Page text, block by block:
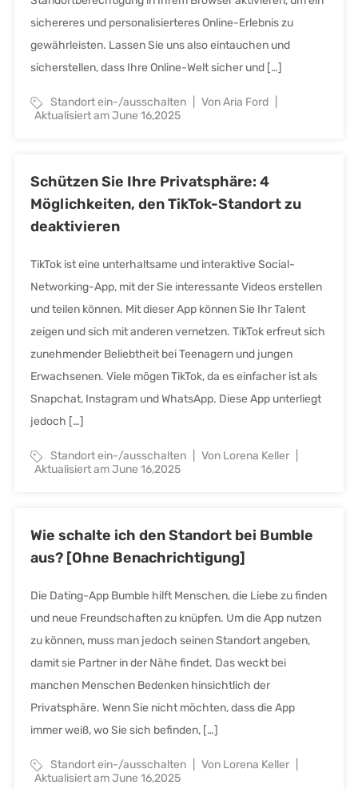
sichereres und personalisierteres Online-Erlebnis zu
gewährleisten. Lassen Sie uns also eintauchen und
sicherstellen, dass Ihre Online-Welt sicher und […]
Standort ein-/ausschalten
Von Aria Ford
Aktualisiert am June 16,2025
Schützen Sie Ihre Privatsphäre: 4
Möglichkeiten, den TikTok-Standort zu
deaktivieren
TikTok ist eine unterhaltsame und interaktive Social-
Networking-App, mit der Sie interessante Videos erstellen
und teilen können. Mit dieser App können Sie Ihr Talent
zeigen und sich mit anderen vernetzen. TikTok erfreut sich
zunehmender Beliebtheit bei Teenagern und jungen
Erwachsenen. Viele mögen TikTok, da es einfacher ist als
Snapchat, Instagram und WhatsApp. Diese App unterliegt
jedoch […]
Standort ein-/ausschalten
Von Lorena Keller
Aktualisiert am June 16,2025
Wie schalte ich den Standort bei Bumble
aus? [Ohne Benachrichtigung]
Die Dating-App Bumble hilft Menschen, die Liebe zu finden
und neue Freundschaften zu knüpfen. Um die App nutzen
zu können, muss man jedoch seinen Standort angeben,
damit sie Partner in der Nähe findet. Das weckt bei
manchen Menschen Bedenken hinsichtlich der
Privatsphäre. Wenn Sie nicht möchten, dass die App
immer weiß, wo Sie sich befinden, […]
Standort ein-/ausschalten
Von Lorena Keller
Aktualisiert am June 16,2025